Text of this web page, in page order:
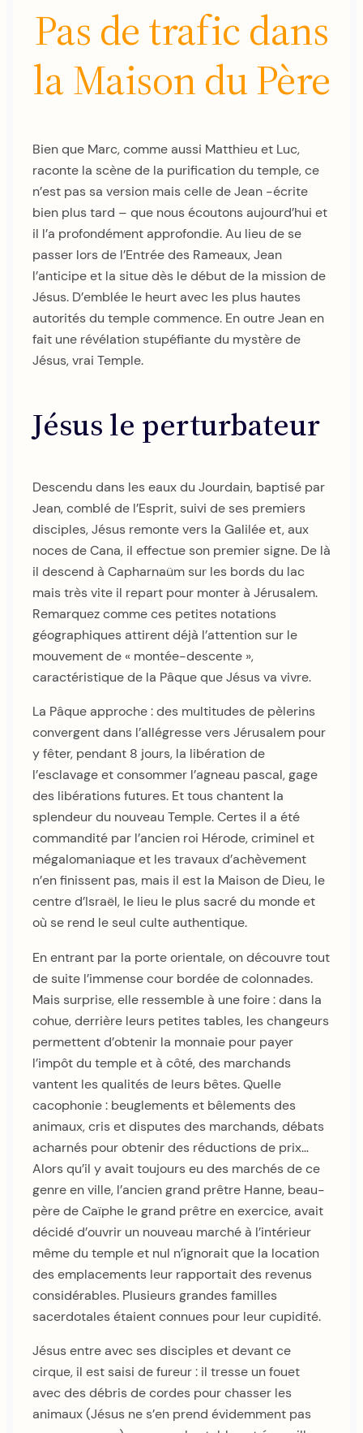
Pas de trafic dans
la Maison du Père
Bien que Marc, comme aussi Matthieu et Luc,
raconte la scène de la purification du temple, ce
n’est pas sa version mais celle de Jean -écrite
bien plus tard – que nous écoutons aujourd’hui et
il l’a profondément approfondie. Au lieu de se
passer lors de l’Entrée des Rameaux, Jean
l’anticipe et la situe dès le début de la mission de
Jésus. D’emblée le heurt avec les plus hautes
autorités du temple commence. En outre Jean en
fait une révélation stupéfiante du mystère de
Jésus, vrai Temple.
Jésus le perturbateur
Descendu dans les eaux du Jourdain, baptisé par
Jean, comblé de l’Esprit, suivi de ses premiers
disciples, Jésus remonte vers la Galilée et, aux
noces de Cana, il effectue son premier signe. De là
il descend à Capharnaüm sur les bords du lac
mais très vite il repart pour monter à Jérusalem.
Remarquez comme ces petites notations
géographiques attirent déjà l’attention sur le
mouvement de « montée-descente »,
caractéristique de la Pâque que Jésus va vivre.
La Pâque approche : des multitudes de pèlerins
convergent dans l’allégresse vers Jérusalem pour
y fêter, pendant 8 jours, la libération de
l’esclavage et consommer l’agneau pascal, gage
des libérations futures. Et tous chantent la
splendeur du nouveau Temple. Certes il a été
commandité par l’ancien roi Hérode, criminel et
mégalomaniaque et les travaux d’achèvement
n’en finissent pas, mais il est la Maison de Dieu, le
centre d’Israël, le lieu le plus sacré du monde et
où se rend le seul culte authentique.
En entrant par la porte orientale, on découvre tout
de suite l’immense cour bordée de colonnades.
Mais surprise, elle ressemble à une foire : dans la
cohue, derrière leurs petites tables, les changeurs
permettent d’obtenir la monnaie pour payer
l’impôt du temple et à côté, des marchands
vantent les qualités de leurs bêtes. Quelle
cacophonie : beuglements et bêlements des
animaux, cris et disputes des marchands, débats
acharnés pour obtenir des réductions de prix…
Alors qu’il y avait toujours eu des marchés de ce
genre en ville, l’ancien grand prêtre Hanne, beau-
père de Caïphe le grand prêtre en exercice, avait
décidé d’ouvrir un nouveau marché à l’intérieur
même du temple et nul n’ignorait que la location
des emplacements leur rapportait des revenus
considérables. Plusieurs grandes familles
sacerdotales étaient connues pour leur cupidité.
Jésus entre avec ses disciples et devant ce
cirque, il est saisi de fureur : il tresse un fouet
avec des débris de cordes pour chasser les
animaux (Jésus ne s’en prend évidemment pas